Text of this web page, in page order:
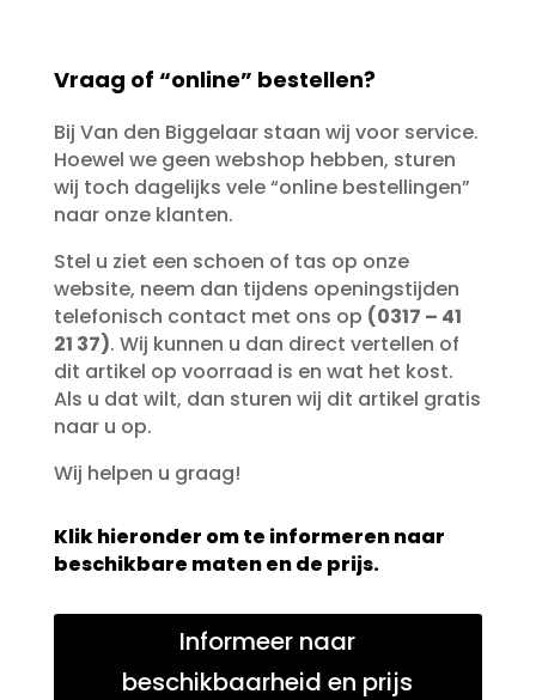
Vraag of “online” bestellen?
Bij Van den Biggelaar staan wij voor service.
Hoewel we geen webshop hebben, sturen
wij toch dagelijks vele “online bestellingen”
naar onze klanten.
Stel u ziet een schoen of tas op onze
website, neem dan tijdens openingstijden
telefonisch contact met ons op (0317 – 41
21 37). Wij kunnen u dan direct vertellen of
dit artikel op voorraad is en wat het kost.
Als u dat wilt, dan sturen wij dit artikel gratis
naar u op.
Wij helpen u graag!
Klik hieronder om te informeren naar
beschikbare maten en de prijs.
Informeer naar
beschikbaarheid en prijs